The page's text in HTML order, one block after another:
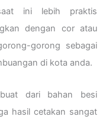
ini lebih praktis
dengan cor atau
gorong sebagai
di kota anda.
dari bahan besi
hasil cetakan sangat